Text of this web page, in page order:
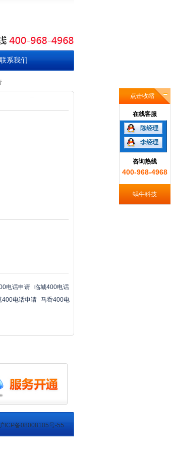
联系我们
电话申请 临城400电话
400电话申请 马岙400电
点击收缩
在线客服
陈经理
李经理
咨询热线
400-968-4968
蜗牛科技
ICP备08008105号-55